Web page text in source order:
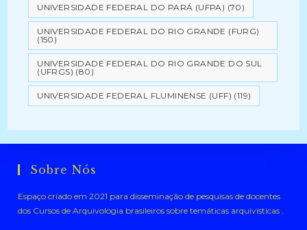
UNIVERSIDADE FEDERAL DO PARÁ (UFPA) (70)
UNIVERSIDADE FEDERAL DO RIO GRANDE (FURG)
(150)
UNIVERSIDADE FEDERAL DO RIO GRANDE DO SUL
(UFRGS) (80)
UNIVERSIDADE FEDERAL FLUMINENSE (UFF) (119)
Sobre Nós
Espaço criado em 2021 para disseminação de pesquisas de docentes
dos Cursos de Arquivologia brasileiros sobre temáticas arquivísticas .